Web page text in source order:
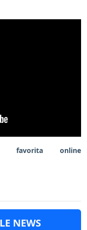
favorita online
NEWS